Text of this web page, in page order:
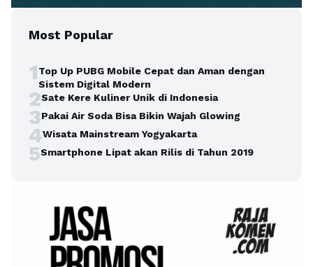
Most Popular
1Top Up PUBG Mobile Cepat dan Aman dengan
Sistem Digital Modern
2Sate Kere Kuliner Unik di Indonesia
3Pakai Air Soda Bisa Bikin Wajah Glowing
4Wisata Mainstream Yogyakarta
5Smartphone Lipat akan Rilis di Tahun 2019